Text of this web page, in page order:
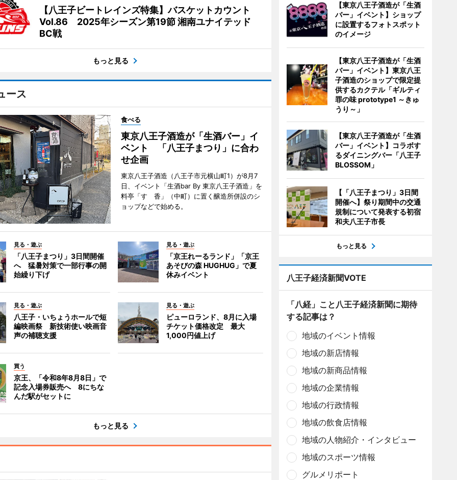
【八王子ビートレインズ特集】バスケットカウント
Vol.86 2025年シーズン第19節 湘南ユナイテッド
BC戦
もっと見る
ース
食べる
東京八王子酒造が「生酒バー」イ
ベント 「八王子まつり」に合わ
せ企画
東京八王子酒造（八王子市元横山町1）が8月7
日、イベント「生酒bar By 東京八王子酒造」を
料亭「すゞ香」（中町）に置く醸造所併設のシ
ョップなどで始める。
見る・遊ぶ
「八王子まつり」3日間開催
へ 猛暑対策で一部行事の開
始繰り下げ
見る・遊ぶ
「京王れーるランド」「京王
あそびの森 HUGHUG」で夏
休みイベント
見る・遊ぶ
八王子・いちょうホールで短
編映画祭 新技術使い映画音
声の補聴支援
見る・遊ぶ
ピューロランド、8月に入場
チケット価格改定 最大
1,000円値上げ
買う
京王、「令和8年8月8日」で
記念入場券販売へ 8にちな
んだ駅がセットに
もっと見る
【東京八王子酒造が「生酒
バー」イベント】ショップ
に設置するフォトスポット
のイメージ
【東京八王子酒造が「生酒
バー」イベント】東京八王
子酒造のショップで限定提
供するカクテル「ギルティ
罪の味 prototype1 ～きゅ
うり～」
【東京八王子酒造が「生酒
バー」イベント】コラボす
るダイニングバー「八王子
BLOSSOM」
【「八王子まつり」3日間
開催へ】祭り期間中の交通
規制について発表する初宿
和夫八王子市長
もっと見る
八王子経済新聞VOTE
「八経」こと八王子経済新聞に期待
する記事は？
地域のイベント情報
地域の新店情報
地域の新商品情報
地域の企業情報
地域の行政情報
地域の飲食店情報
地域の人物紹介・インタビュー
地域のスポーツ情報
グルメリポート